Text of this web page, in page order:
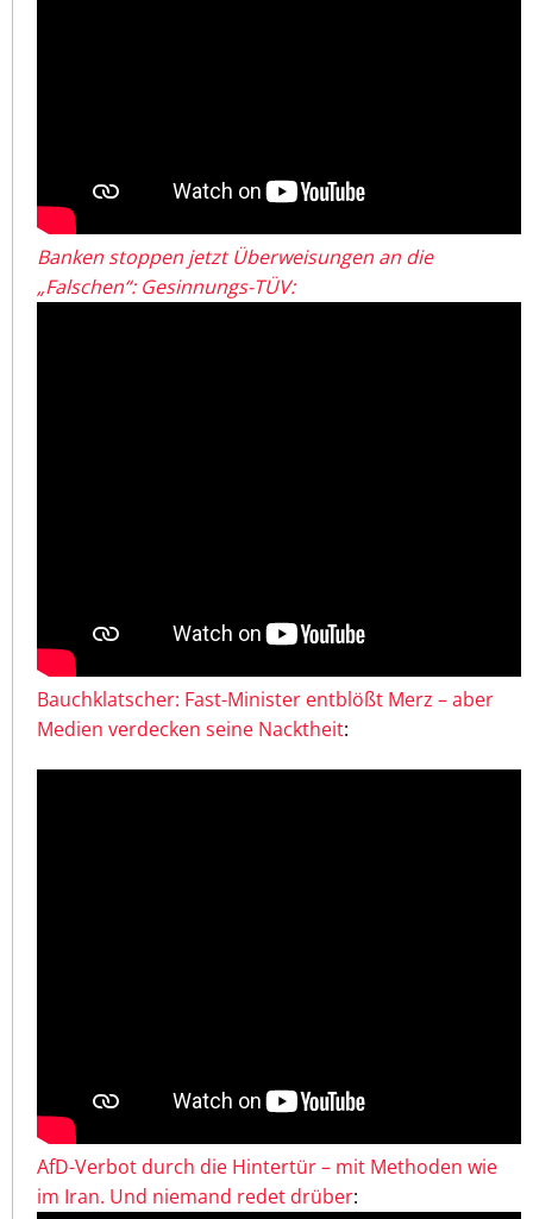
Banken stoppen jetzt Überweisungen an die
„Falschen“: Gesinnungs-TÜV:
Bauchklatscher: Fast-Minister entblößt Merz – aber
Medien verdecken seine Nacktheit:
AfD-Verbot durch die Hintertür – mit Methoden wie
im Iran. Und niemand redet drüber: